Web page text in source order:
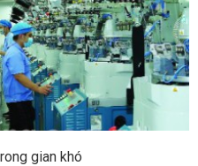
gian khó